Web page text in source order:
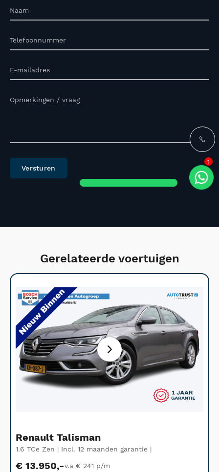
1
Naam
Telefoonnummer
E-mailadres
Opmerkingen / vraag
Versturen
Gerelateerde voertuigen
Renault Talisman
1.6 TCe Zen | Incl. 12 maanden garantie |
€ 13.950,- v.a € 241 p/m